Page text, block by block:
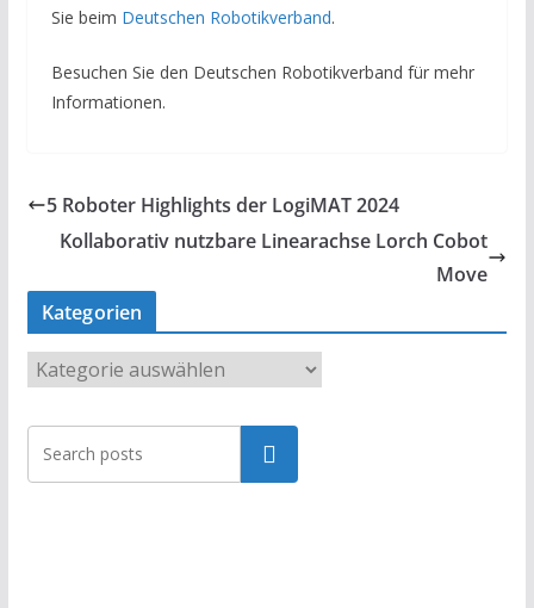
Sie beim Deutschen Robotikverband.
Besuchen Sie den Deutschen Robotikverband für mehr
Informationen.
5 Roboter Highlights der LogiMAT 2024
Kollaborativ nutzbare Linearachse Lorch Cobot
Move
Kategorien
a
t
g
Suchen